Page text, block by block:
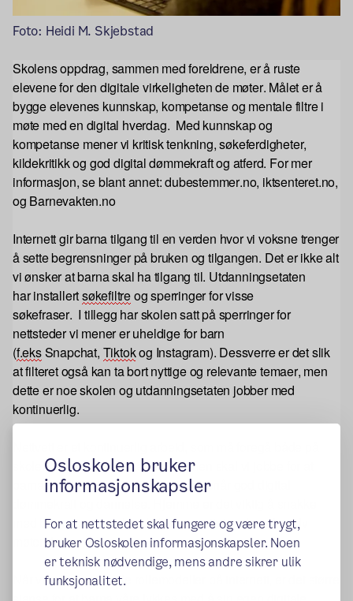
Osloskolen bruker
informasjonskapsler
For at nettstedet skal fungere og være trygt,
bruker Osloskolen informasjonskapsler. Noen
er teknisk nødvendige, mens andre sikrer ulik
funksjonalitet.
Foto: Heidi M. Skjebstad
Skolensoppdrag, sammen med foreldrene, er å ruste
elevene for den digitale virkeligheten de møter. Målet er å
bygge elevenes kunnskap, kompetanse og mentale filtre i
møte med en digital hverdag. Med kunnskap og
kompetanse mener vi kritisk tenkning, søkeferdigheter,
kildekritikk og god digital dømmekraft og atferd. For mer
informasjon, se blant annet:dubestemmer.no, iktsenteret.no,
og Barnevakten.no
Internett gir barna tilgang til en verden hvor vi voksne trenger
å sette begrensninger på bruken og tilgangen. Det er ikke alt
vi ønsker at barna skal ha tilgang til. Utdanningsetaten
harinstallertsøkefiltreog sperringer for visse
søkefraser. I tillegg har skolensatt på sperringer for
nettsteder vi menerer uheldigefor barn
(f.eksSnapchat, Tiktokog Instagram). Dessverre er det slik
at filteret også kan ta bort nyttige og relevante temaer, men
dette er noe skolen og utdanningsetaten jobber med
kontinuerlig.
skolen og på hjemmebane. Sammen skal vi jobbe for at
barna blirdigitalt kompetente,og oppnår
med barnaom hvordan de bruker nettet og hva de selv
møter der.
Når vi voksne er gode rollemodeller på internett, er det større